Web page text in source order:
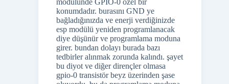
modülünde GPIO-0 özel bir
konumdadır. burasını GND ye
bağladığınızda ve enerji verdiğinizde
esp modülü yeniden programlanacak
diye düşünür ve programlama moduna
girer. bundan dolayı burada bazı
tedbirler alınmak zorunda kalındı. şayet
bu diyot ve diğer dirençler olmasa
gpio-0 transistör beyz üzerinden şase